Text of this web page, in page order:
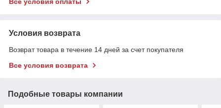
Условия возврата
Возврат товара в течение 14 дней за счет покупателя
Все условия возврата
Подобные товары компании